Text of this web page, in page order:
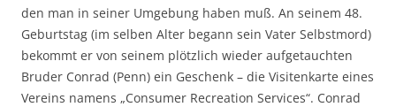
den man in seiner Umgebung haben muß. An seinem 48.
Geburtstag (im selben Alter begann sein Vater Selbstmord)
bekommt er von seinem plötzlich wieder aufgetauchten
Bruder Conrad (Penn) ein Geschenk – die Visitenkarte eines
Vereins namens „Consumer Recreation Services“. Conrad